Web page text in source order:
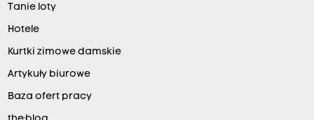
Tanie loty
Hotele
Kurtki zimowe damskie
Artykuły biurowe
Baza ofert pracy